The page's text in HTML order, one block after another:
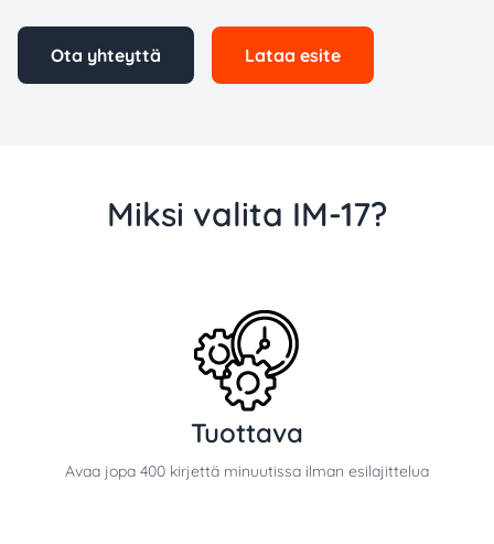
Ota yhteyttä Lataa esite
Miksi valita IM-17?
Tuottava
Avaa jopa 400 kirjettä minuutissa ilman esilajittelua